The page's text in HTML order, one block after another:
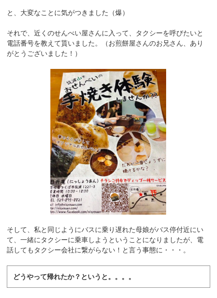
と、大変なことに気がつきました（爆）
それで、近くのせんべい屋さんに入って、タクシーを呼びたいと
電話番号を教えて貰いました。（お煎餅屋さんのお兄さん、あり
がとうございました！）
そして、私と同じようにバスに乗り遅れた母娘がバス停付近にい
て、一緒にタクシーに乗車しようということになりましたが、電
話してもタクシー会社に繋がらない！と言う事態に・・・。
どうやって帰れたか？というと。。。。